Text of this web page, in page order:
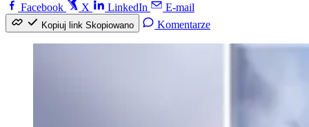
Facebook
X LinkedIn E-mail
Kopiuj link Skopiowano Komentarze